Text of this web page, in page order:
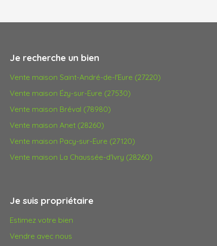
Je recherche un bien
Vente maison Saint-André-de-l'Eure (27220)
Vente maison Ézy-sur-Eure (27530)
Vente maison Bréval (78980)
Vente maison Anet (28260)
Vente maison Pacy-sur-Eure (27120)
Vente maison La Chaussée-d'Ivry (28260)
Je suis propriétaire
Estimez votre bien
Vendre avec nous